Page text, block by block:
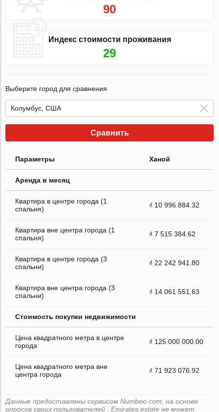
90
Индекс стоимости проживания
29
Выберите город для сравнения
Сравнить
Параметры Ханой
Аренда в месяц
Квартира в центре города (1
спальня)
₫ 10 996 884.32
Квартира вне центра города (1
спальня)
₫ 7 515 384.62
Квартира в центре города (3
спальни)
₫ 22 242 941.80
Квартира вне центра города (3
спальни)
₫ 14 061 551.63
Стоимость покупки недвижимости
Цена квадратного метра в центре
города
₫ 125 000 000.00
Цена квадратного метра вне
центра города
₫ 71 923 076.92
Данные предоставлены сервисом Numbeo.com, на основе
опросов своих пользователей . Emirates.estate не может